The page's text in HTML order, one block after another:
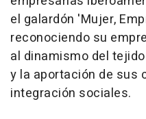
el galardón 'Mujer,
reconociendo su
al dinamismo del
y la aportación de sus
integración sociales.